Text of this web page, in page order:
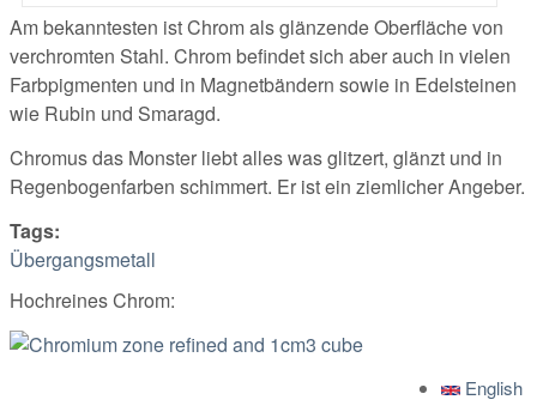
Am bekanntesten ist Chrom als glänzende Oberfläche von
verchromten Stahl. Chrom befindet sich aber auch in vielen
Farbpigmenten und in Magnetbändern sowie in Edelsteinen
wie Rubin und Smaragd.
Chromus das Monster liebt alles was glitzert, glänzt und in
Regenbogenfarben schimmert. Er ist ein ziemlicher Angeber.
Tags:
Übergangsmetall
Hochreines Chrom:
English